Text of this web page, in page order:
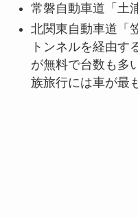
常磐自動車道「土
北関東自動車道「
トンネルを経由す
が無料で台数も多
族旅行には車が最